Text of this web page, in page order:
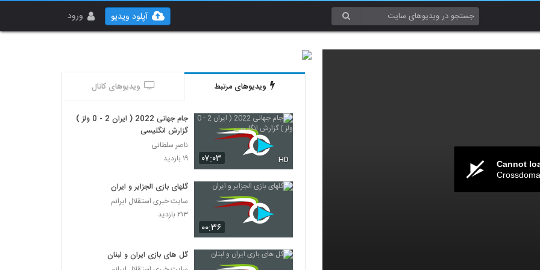
ورود آپلود ویدیو
Cannot
ویدیوهای مرتبط ویدیوهای کانال
۰۷:۰۳ HD
جام جهانی 2022 ( ایران 2 - 0 ولز )
گزارش انگلیسی
ناصر سلطانی
۱۹ بازدید
۰۰:۳۶
گلهای بازی الجزایر و ایران
سایت خبری استقلال ایرانم
۲۱۳ بازدید
گل های بازی ایران و لبنان